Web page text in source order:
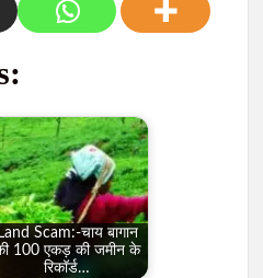
Land Scam:-चाय बागान
100 एकड़ की जमीन के
रिकॉर्ड…